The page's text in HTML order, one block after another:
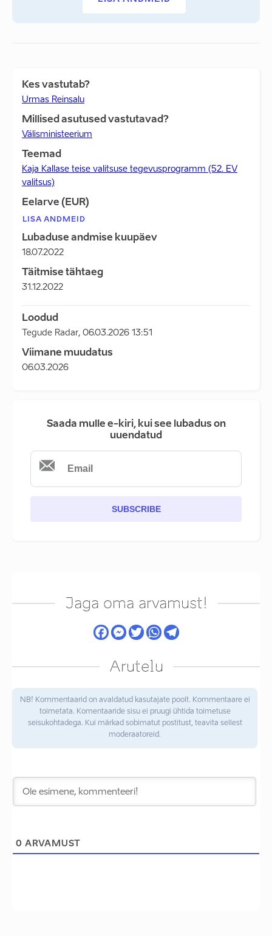
Kes vastutab?
Urmas Reinsalu
Millised asutused vastutavad?
Välisministeerium
Teemad
Kaja Kallase teise valitsuse tegevusprogramm (52. EV
valitsus)
Eelarve (EUR)
LISA ANDMEID
Lubaduse andmise kuupäev
18.07.2022
Täitmise tähtaeg
31.12.2022
Loodud
Tegude Radar, 06.03.2026 13:51
Viimane muudatus
06.03.2026
Saada mulle e-kiri, kui see lubadus on
uuendatud
SUBSCRIBE
Jaga oma arvamust!
Arutelu
NB! Kommentaarid on avaldatud kasutajate poolt. Kommentaare ei
toimetata. Komentaaride sisu ei pruugi ühtida toimetuse
seisukohtadega. Kui märkad sobimatut postitust, teavita sellest
moderaatoreid.
0 ARVAMUST